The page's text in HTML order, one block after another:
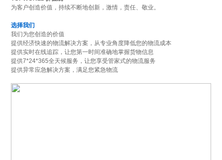
为客户创造价值，持续不断地创新，激情，责任、敬业。
选择我们
我们为您创造的价值
提供经济快速的物流解决方案，从专业角度降低您的物流成本
提供实时在线追踪，让您第一时间准确地掌握货物信息
提供7*24*365全天候服务，让您享受管家式的物流服务
提供异常应急解决方案，满足您紧急物流